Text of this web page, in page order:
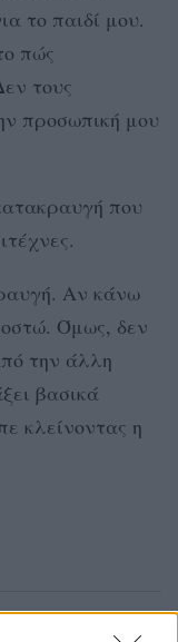
το παιδί μου.
πώς
τους
προσωπική μου
που
Αν κάνω
Όμως, δεν
την άλλη
βασικά
κλείνοντας η